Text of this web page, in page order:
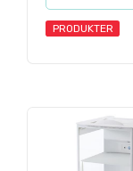
PRODUKTER